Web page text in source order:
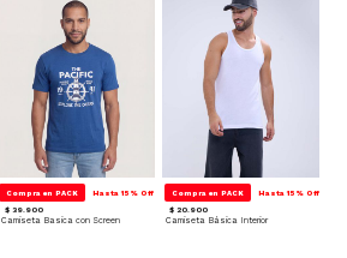
Compra en PACK Hasta 15% Off
$ 39.900
Camiseta Basica con Screen
Compra en PACK Hasta 15% Off
$ 20.900
Camiseta Básica Interior